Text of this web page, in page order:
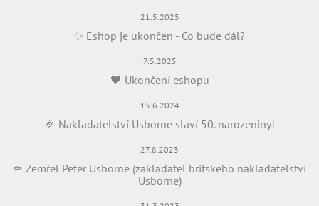
21.5.2025
✨ Eshop je ukončen - Co bude dál?
7.5.2025
🖤 Ukončení eshopu
15.6.2024
🎉 Nakladatelství Usborne slaví 50. narozeniny!
27.8.2023
⚰️ Zemřel Peter Usborne (zakladatel britského nakladatelství
Usborne)